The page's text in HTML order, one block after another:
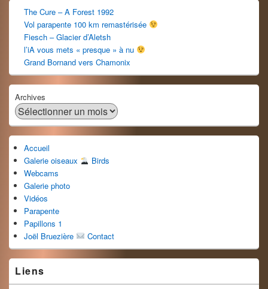
The Cure – A Forest 1992
Vol parapente 100 km remastérisée
Fiesch – Glacier d’Aletsh
l’iA vous mets « presque » à nu
Grand Bornand vers Chamonix
Archives
Accueil
Galerie oiseaux
Birds
Webcams
Galerie photo
Vidéos
Parapente
Papillons 1
Joël Bruezière
Contact
Liens